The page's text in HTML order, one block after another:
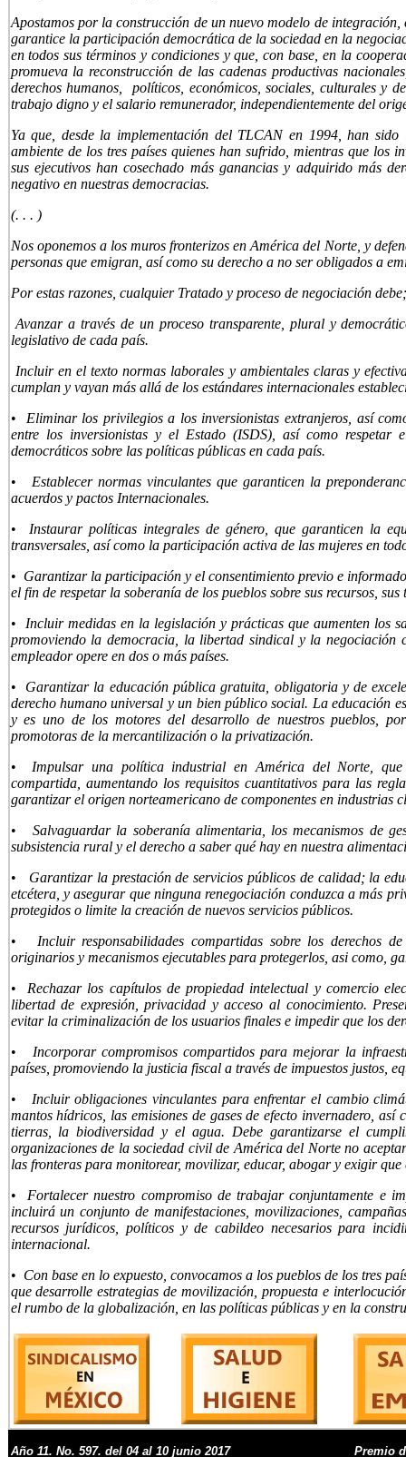
Apostamos por la construcción de un nuevo modelo de
garantice la participación democrática de la sociedad en la
en todos sus términos y condiciones y que, con base, en la
promueva la reconstrucción de las cadenas productivas
derechos humanos, políticos, económicos, sociales, culturales y
trabajo digno y el salario remunerador, independientemente del
Ya que, desde la implementación del TLCAN en 1994, han
ambiente de los tres países quienes han sufrido, mientras que los
sus ejecutivos han cosechado más ganancias y adquirido más
negativo en nuestras democracias.
(. . . )
Nos oponemos a los muros fronterizos en América del Norte, y
personas que emigran, así como su derecho a no ser obligados a
Por estas razones, cualquier Tratado y proceso de negociación debe;
Avanzar a través de un proceso transparente, plural y
legislativo de cada país.
Incluir en el texto normas laborales y ambientales claras y
cumplan y vayan más allá de los estándares internacionales
• Eliminar los privilegios a los inversionistas extranjeros, así
entre los inversionistas y el Estado (ISDS), así como respetar
democráticos sobre las políticas públicas en cada país.
•
Establecer normas vinculantes que garanticen la
acuerdos y pactos Internacionales.
• Instaurar políticas integrales de género, que garanticen la
transversales, así como la participación activa de las mujeres en
• Garantizar la participación y el consentimiento previo e
el fin de respetar la soberanía de los pueblos sobre sus recursos,
• Incluir medidas en la legislación y prácticas que aumenten los
promoviendo la democracia, la libertad sindical y la negociación
empleador opere en dos o más países.
• Garantizar la educación pública gratuita, obligatoria y de
derecho humano universal y un bien público social. La educación
y es uno de los motores del desarrollo de nuestros pueblos,
promotoras de la mercantilización o la privatización.
• Impulsar una política industrial en América del Norte,
compartida, aumentando los requisitos cuantitativos para las
garantizar el origen norteamericano de componentes en industrias
•
Salvaguardar la soberanía alimentaria, los mecanismos de
subsistencia rural y el derecho a saber qué hay en nuestra
•
Garantizar la prestación de servicios públicos de calidad; la
etcétera, y asegurar que ninguna renegociación conduzca a más
protegidos o limite la creación de nuevos servicios públicos.
•
Incluir responsabilidades compartidas sobre los derechos
originarios y mecanismos ejecutables para protegerlos, asi como,
• Rechazar los capítulos de propiedad intelectual y comercio
libertad de expresión, privacidad y acceso al conocimiento.
evitar la criminalización de los usuarios finales e impedir que los
•
Incorporar compromisos compartidos para mejorar la
países, promoviendo la justicia fiscal a través de impuestos justos,
•
Incluir obligaciones vinculantes para enfrentar el cambio
mantos hídricos, las emisiones de gases de efecto invernadero,
tierras, la biodiversidad y el agua. Debe garantizarse el
organizaciones de la sociedad civil de América del Norte no
las fronteras para monitorear, movilizar, educar, abogar y exigir que
• Fortalecer nuestro compromiso de trabajar conjuntamente e
incluirá un conjunto de manifestaciones, movilizaciones,
recursos jurídicos, políticos y de cabildeo necesarios para
internacional.
• Con base en lo expuesto, convocamos a los pueblos de los tres
que desarrolle estrategias de movilización, propuesta e
el rumbo de la globalización, en las políticas públicas y en la
Año 11. No. 597. del 04 al 10 junio 2017 Premio